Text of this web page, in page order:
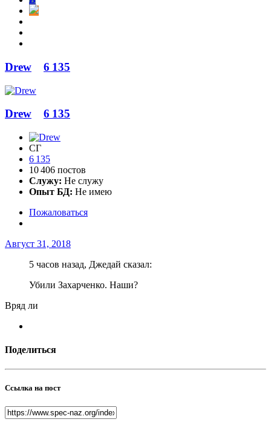
Drew 6 135
Drew 6 135
СГ
6 135
10 406 постов
Служу: Не служу
Опыт БД: Не имею
Пожаловаться
Август 31, 2018
5 часов назад, Джедай сказал:
Убили Захарченко. Наши?
Вряд ли
Поделиться
Ссылка на пост